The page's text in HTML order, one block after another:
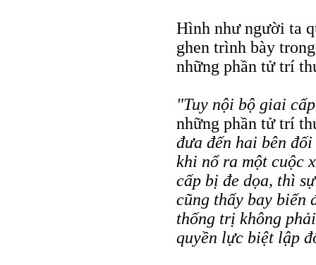
Hình như người ta
ghen trình bày
những phần tử trí
"Tuy nội bộ giai
những phần tử trí
đưa đến hai bên
khi nổ ra một cuộc
cấp bị đe dọa, thì
cũng thấy bay biến
thống trị không
quyền lực biệt lập